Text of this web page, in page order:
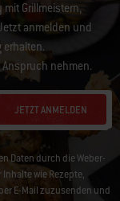
mit Grillmeistern,
anmelden und
erhalten.
nehmen.
JETZT ANMELDEN
Daten durch die Weber-
wie Rezepte,
E-Mail zuzusenden und